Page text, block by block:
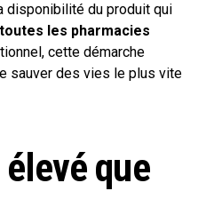
disponibilité du produit qui
les pharmacies
cette démarche
sauver des vies le plus vite
que